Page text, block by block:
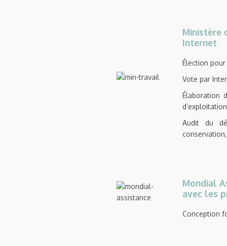
Ministère
Internet
Élection pour
Vote par
Élaboration
Audit du
Mondial
avec les
Conception